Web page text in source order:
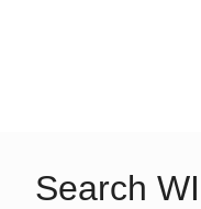
Search